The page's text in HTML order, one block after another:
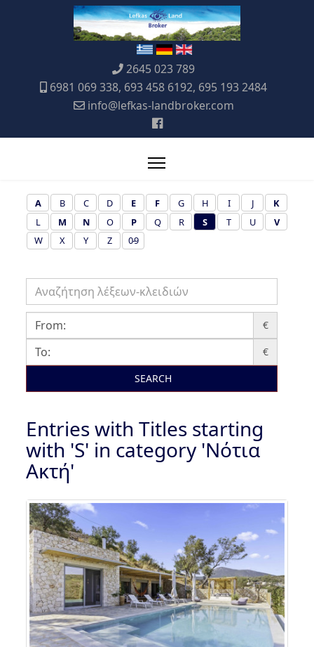
2645 023 789
6981 069 338, 693 458 6192, 695 193 2484
info@lefkas-landbroker.com
A B C D E F G H I J
K
L
M N O P Q R S T U
V
W
X Y Z 0-9
€
€
SEARCH
Entries with Titles starting
with 'S' in category 'Νότια
Ακτή'